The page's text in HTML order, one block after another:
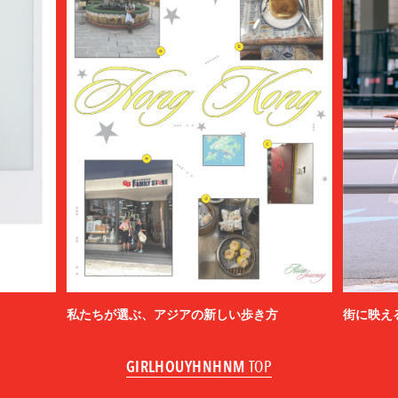
私たちが選ぶ、アジアの新しい歩き方 街に映え
GIRLHOUYHNHNM TOP